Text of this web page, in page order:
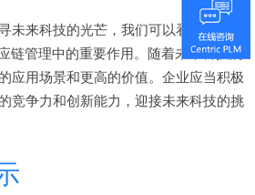
未来科技的光芒，我们可以看到PLM在
链管理中的重要作用。随着未来科技的
应用场景和更高的价值。企业应当积极
竞争力和创新能力，迎接未来科技的挑